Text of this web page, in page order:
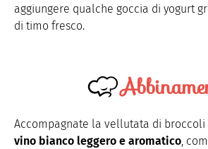
aggiungere qualche goccia di yogurt
di timo fresco.
Accompagnate la vellutata di broccoli
vino bianco leggero e aromatico,